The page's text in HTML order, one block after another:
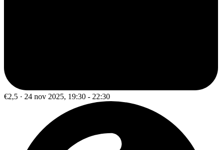
€2,5 · 24 nov 2025, 19:30 - 22:30